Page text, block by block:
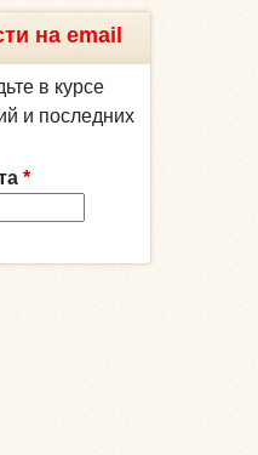
на email
в курсе
и последних
*